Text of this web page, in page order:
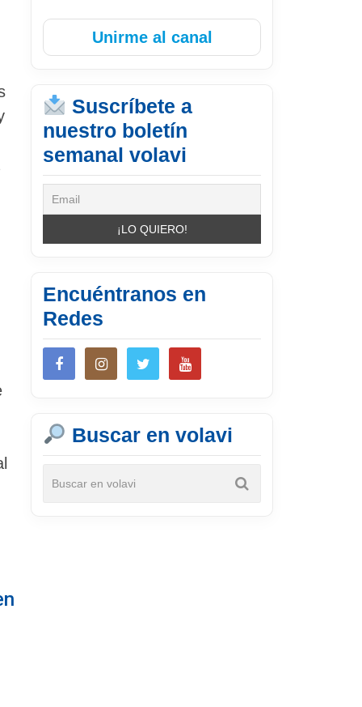
Unirme al canal
Suscríbete a
nuestro boletín
semanal volavi
Encuéntranos en
Redes
Buscar en volavi